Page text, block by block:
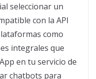
seleccionar un
con la API
como
integrales que
en tu servicio de
chatbots para